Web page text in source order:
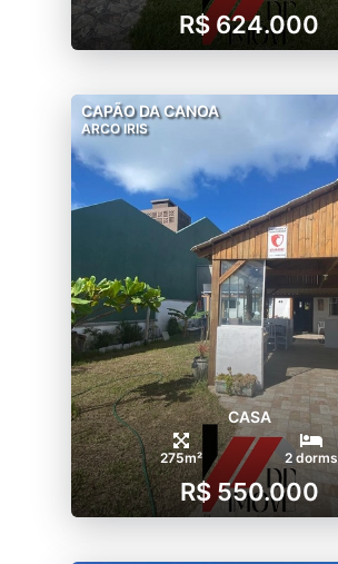
R$ 624.000
CAPÃO DA CANOA
ARCO IRIS
CASA
275m² 2 dorms
R$ 550.000